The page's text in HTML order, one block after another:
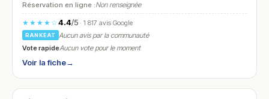
Réservation en ligne :Non renseignée
★★★★☆4.4/5· 1 817 avis Google
RANKEAT
Aucun avis par la communauté
Vote rapideAucun vote pour le moment
Voir la fiche→